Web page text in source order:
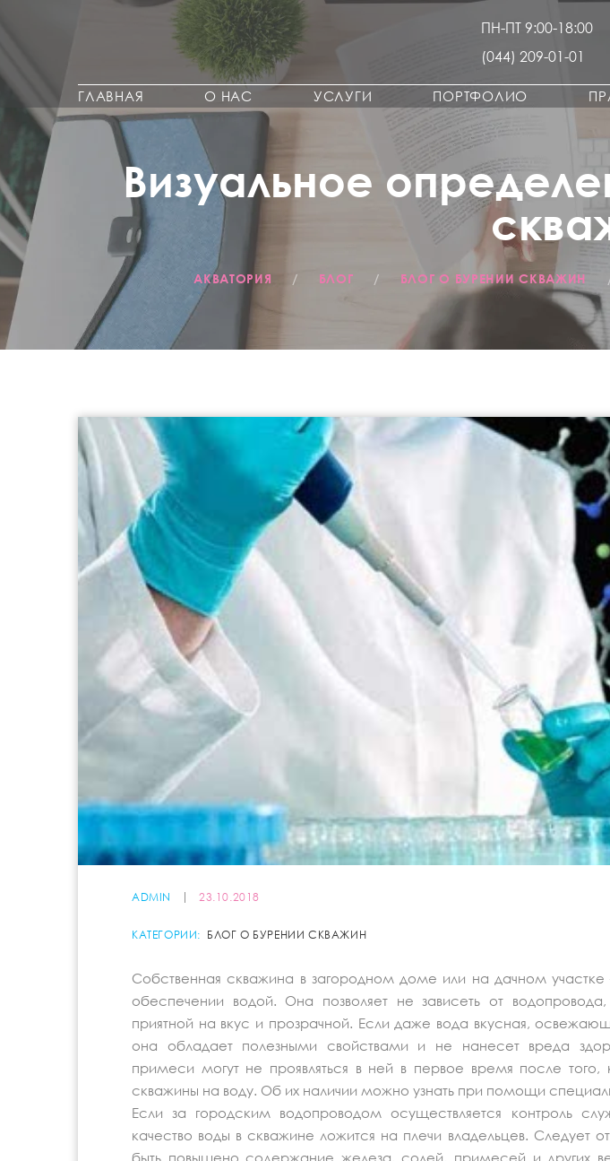
ПН-ПТ 9:00-18:00
(044) 209-01-01
ГЛАВНАЯ О НАС УСЛУГИ ПОРТФОЛИО
Визуальное
АКВАТОРИЯ / БЛОГ / БЛОГ О БУРЕНИИ СКВАЖИН
ADMIN 23.10.2018
КАТЕГОРИИ: БЛОГ О БУРЕНИИ СКВАЖИН
Собственная скважина в загородном доме или на дачном
обеспечении водой. Она позволяет не зависеть от
приятной на вкус и прозрачной. Если даже вода вкусная,
она обладает полезными свойствами и не нанесет вреда
примеси могут не проявляться в ней в первое время после
скважины на воду. Об их наличии можно узнать при помощи
Если за городским водопроводом осуществляется контроль
качество воды в скважине ложится на плечи владельцев. Следует
быть повышено содержание железа, солей, примесей и других